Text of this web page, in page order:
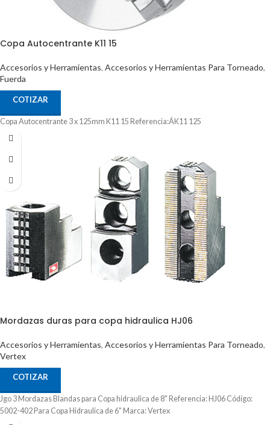
Copa Autocentrante K11 15
Accesorios y Herramientas, Accesorios y Herramientas Para Torneado,
Fuerda
COTIZAR
Copa Autocentrante 3 x 125mm K11 15 Referencia:ÁK11 125
Mordazas duras para copa hidraulica HJ06
Accesorios y Herramientas, Accesorios y Herramientas Para Torneado,
Vertex
COTIZAR
Jgo 3 Mordazas Blandas para Copa hidraulica de 8" Referencia: HJ06 Código:
5002-402 Para Copa Hidraulica de 6" Marca: Vertex